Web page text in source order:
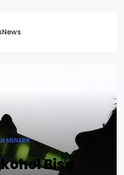
News
MENARIK
Bisa